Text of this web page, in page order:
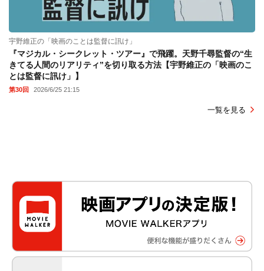
宇野維正の「映画のことは監督に訊け」
『マジカル・シークレット・ツアー』で飛躍。天野千尋監督の“生
きてる人間のリアリティ”を切り取る方法【宇野維正の「映画のこ
とは監督に訊け」】
第30回 2026/6/25 21:15
一覧を見る